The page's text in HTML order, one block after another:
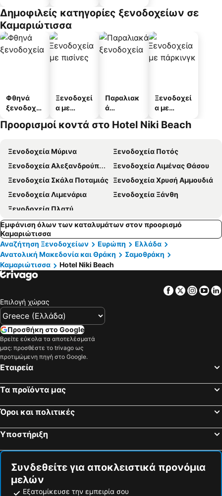
α
άτων
Δημοφιλείς κατηγορίες ξενοδοχείων σε
Καμαριώτισσα
Φθηνά
ξενοδοχεί
Ξενοδοχεί
α με
Παραλιακ
ά
α
Ξενοδοχεί
α με
Προορισμοί κοντά στο Hotel Niki Beach
Ξενοδοχεία Μύρινα
Ξενοδοχεία Ποτός
Ξενοδοχεία Αλεξανδρούπολη
Ξενοδοχεία Λιμένας Θάσου
Ξενοδοχεία Σκάλα Ποταμιάς Ξενοδοχεία Χρυσή Αμμουδιά
Ξενοδοχεία Λιμενάρια
Ξενοδοχεία Ξάνθη
Ξενοδοχεία Πλατύ
Εμφάνιση όλων των καταλυμάτων στον προορισμό
Καμαριώτισσα
Αναζήτηση Ξενοδοχείων
Ευρώπη
Ελλάδα
Ανατολική Μακεδονία και Θράκη
Σαμοθράκη
Καμαριώτισσα
Hotel Niki Beach
Facebook
Twitter
Επιλογή χώρας
Προσθήκη στο Google
Βρείτε εύκολα τα αποτελέσματά
μας: προσθέστε το trivago ως
προτιμώμενη πηγή στο Google.
Εταιρεία
Τα προϊόντα μας
Όροι και πολιτικές
Υποστήριξη
Συνδεθείτε για αποκλειστικά προνόμια
μελών
Εξατομίκευσε την εμπειρία σου